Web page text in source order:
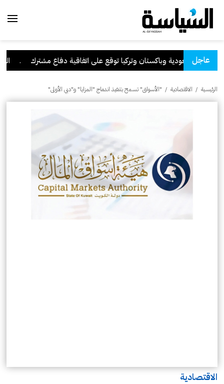
عاجل
السعودية وباكستان وتركيا توقع على اتفاقية دفاع مشترك .
الرئيسية / الاقتصادية / "الأسواق" تسمح بتنفيذ اندماج "المزايا" و"دبي الأولى"
الاقتصادية